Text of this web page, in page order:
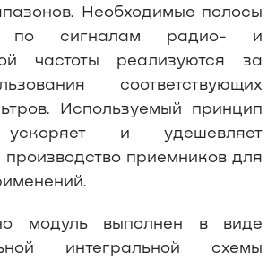
Необходимые полосы
по сигналам радио- и
частоты реализуются за
соответствующих
Используемый принцип
ускоряет и удешевляет
производство приемников для
модуль выполнен в виде
интегральной схемы